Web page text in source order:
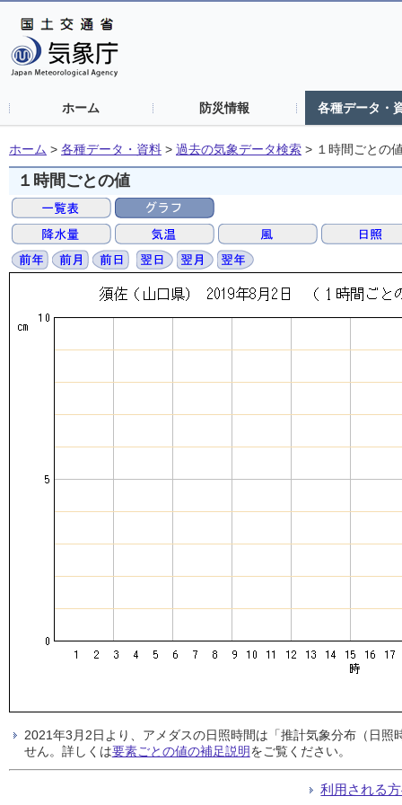
ホーム 防災情報 各種データ・
ホーム > 各種データ・資料 > 過去の気象データ検索 > １時間ごとの
１時間ごとの値
2021年3月2日より、アメダスの日照時間は「推計気象分布（日
せん。詳しくは要素ごとの値の補足説明をご覧ください。
利用される